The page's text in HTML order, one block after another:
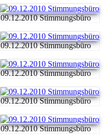
09.12.2010 Stimmungsbüro
09.12.2010 Stimmungsbüro
09.12.2010 Stimmungsbüro
09.12.2010 Stimmungsbüro
09.12.2010 Stimmungsbüro